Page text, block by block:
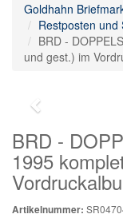
Goldhahn
Restposten und
BRD -
und gest.) im
BRD -
1995
Artikelnummer: